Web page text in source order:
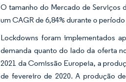
O tamanho do Mercado de Serviços
um CAGR de 6,84% durante o
Lockdowns foram implementados
demanda quanto do lado da oferta
2021 da Comissão Europeia, a
de fevereiro de 2020. A produção